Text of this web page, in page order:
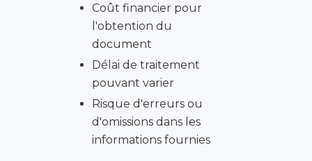
Coût financier pour
l'obtention du
document
Délai de traitement
pouvant varier
Risque d'erreurs ou
d'omissions dans les
informations fournies